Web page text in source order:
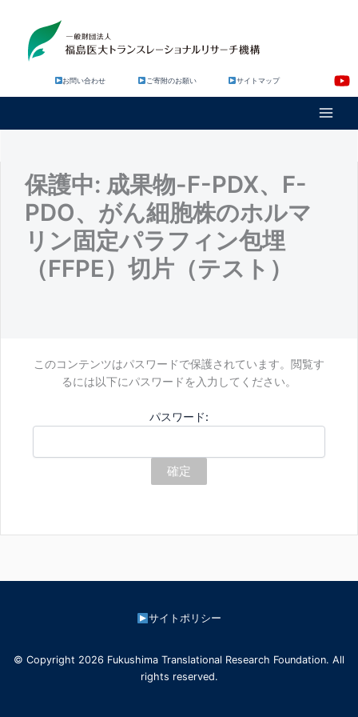
ッ
お問い合わせ ご寄附のお願い サイトマップ
保護中: 成果物-F-PDX、F-
PDO、がん細胞株のホルマ
リン固定パラフィン包埋
（FFPE）切片（テスト）
このコンテンツはパスワードで保護されています。閲覧す
るには以下にパスワードを入力してください。
パスワード:
サイトポリシー
© Copyright 2026 Fukushima Translational Research Foundation. All
rights reserved.